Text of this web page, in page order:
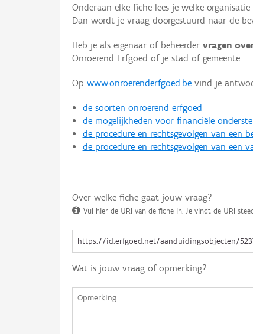
Onderaan elke fiche lees je welke
Dan wordt je vraag doorgestuurd naar de
Heb je als eigenaar of beheerder vragen
Onroerend Erfgoed of je stad of gemeente.
Op www.onroerenderfgoed.be vind je
de soorten onroerend erfgoed
de mogelijkheden voor financiële
de procedure en rechtsgevolgen van een
de procedure en rechtsgevolgen van een
Over welke fiche gaat jouw vraag?
Vul hier de URI van de fiche in. Je vindt de URI
Wat is jouw vraag of opmerking?